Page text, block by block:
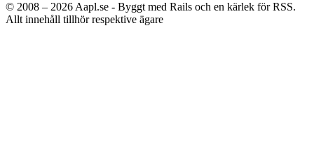
© 2008 – 2026 Aapl.se - Byggt med Rails och en kärlek för RSS.
Allt innehåll tillhör respektive ägare